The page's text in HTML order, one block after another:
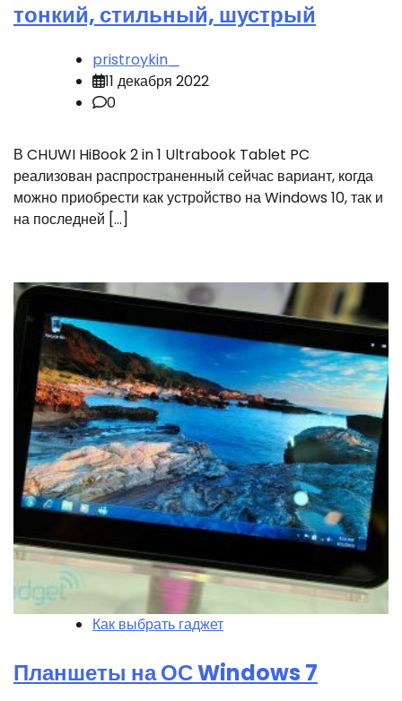
тонкий, стильный, шустрый
pristroykin_
11 декабря 2022
0
В CHUWI HiBook 2 in 1 Ultrabook Tablet PC
реализован распространенный сейчас вариант, когда
можно приобрести как устройство на Windows 10, так и
на последней […]
Как выбрать гаджет
Планшеты на ОС Windows 7